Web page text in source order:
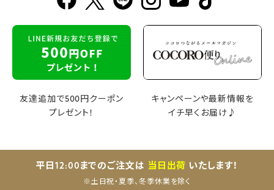
友達追加で500円クーポン
プレゼント！
キャンペーンや最新情報を
イチ早くお届け♪
平日12:00までのご注文は 当日出荷 いたします！
※土日祝・夏季、冬季休業を除く